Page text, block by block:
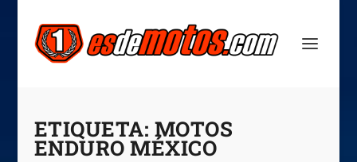
ETIQUETA: MOTOS
ENDURO MÉXICO